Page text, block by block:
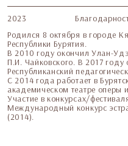
2023
Родился 8 октября в городе
Республики Бурятия.
В 2010 году окончил Улан-
П.И. Чайковского. В 2017 году
Республиканский
С 2014 года работает в
академическом театре оперы
Участие в конкурсах/
Международный конкурс
(2014).